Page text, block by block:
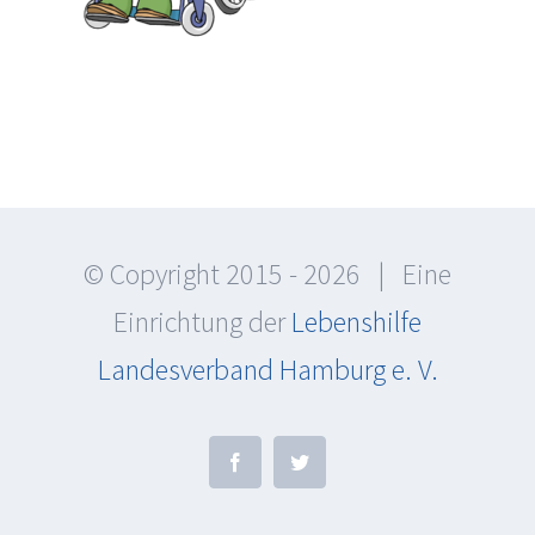
© Copyright 2015 -2026 | Eine
Einrichtung derLebenshilfe
Landesverband Hamburg e. V.
FacebookTwitter